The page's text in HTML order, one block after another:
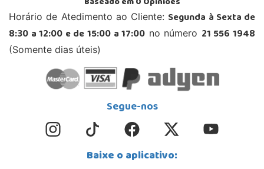
Horário de Atedimento ao Cliente: Segunda à Sexta de
8:30 a 12:00 e de 15:00 a 17:00 no número 21 556 1948
(Somente dias úteis)
Segue-nos
Baixe o aplicativo: